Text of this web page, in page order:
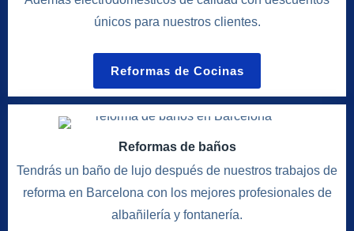
únicos para nuestros clientes.
Reformas de Cocinas
Reformas de baños
Tendrás un baño de lujo después de nuestros trabajos de
reforma en Barcelona con los mejores profesionales de
albañilería y fontanería.